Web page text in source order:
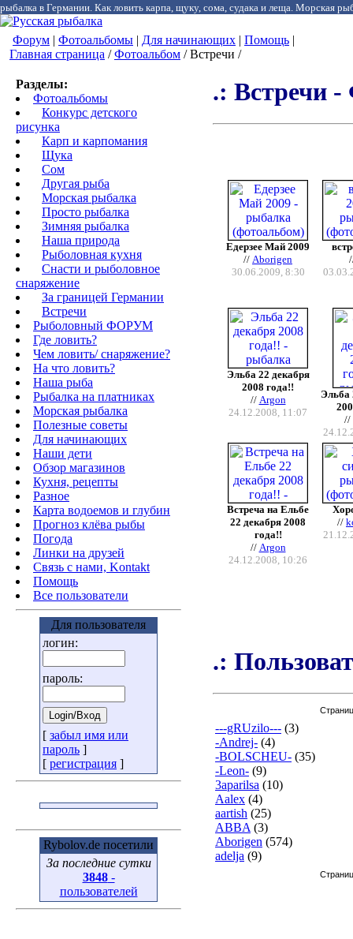
рыбалка в Германии. Как ловить карпа, щуку, сома, судака и леща. Морская
Форум | Фотоальбомы | Для начинающих | Помощь |
Главная страница /Фотоальбом / Встречи /
Разделы:
Фотоальбомы
Конкурс детского
рисунка
Карп и карпомания
Щука
Сом
Другая рыба
Морская рыбалка
Просто рыбалка
Зимняя рыбалка
Наша природа
Рыболовная кухня
Снасти и рыболовное
снаряжение
За границей Германии
Встречи
Рыболовный ФОРУМ
Где ловить?
Чем ловить/ снаряжение?
На что ловить?
Наша рыба
Рыбалка на платниках
Морская рыбалка
Полезные советы
Для начинающих
Наши дети
Обзор магазинов
Кухня, рецепты
Разное
Карта водоемов и глубин
Прогноз клёва рыбы
Погода
Линки на друзей
Связь с нами, Kontakt
Помощь
Все пользователи
Для пользователя
логин:
пароль:
[ забыл имя или
пароль ]
[ регистрация ]
Rybolov.de посетили
За последние сутки
3848-
пользователей
.: Встречи
Едерзее Май 2009
// Aborigen
30.06.2009, 8:30
Эльба 22 декабря
2008 года!!
// Argon
24.12.2008, 11:07
Эльба
//
Встреча на Ельбе
22 декабря 2008
года!!
// Argon
24.12.2008, 10:26
//
.:
---gRUzilo--- (3)
-Andrej- (4)
-BOLSCHEU- (35)
-Leon- (9)
3aparilsa (10)
Aalex (4)
aartish (25)
ABBA (3)
Aborigen (574)
adelja (9)